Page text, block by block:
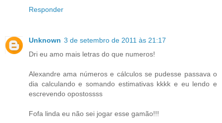
Responder
Unknown 3 de setembro de 2011 às 21:17
Dri eu amo mais letras do que numeros!
Alexandre ama números e cálculos se pudesse passava o
dia calculando e somando estimativas kkkk e eu lendo e
escrevendo opostossss
Fofa linda eu não sei jogar esse gamão!!!